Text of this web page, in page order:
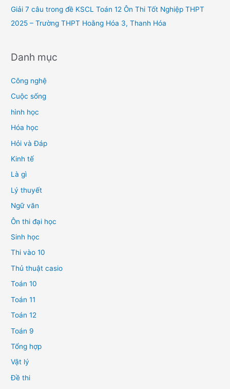
Giải 7 câu trong đề KSCL Toán 12 Ôn Thi Tốt Nghiệp THPT
2025 – Trường THPT Hoằng Hóa 3, Thanh Hóa
Danh mục
Công nghệ
Cuộc sống
hình học
Hóa học
Hỏi và Đáp
Kinh tế
Là gì
Lý thuyết
Ngữ văn
Ôn thi đại học
Sinh học
Thi vào 10
Thủ thuật casio
Toán 10
Toán 11
Toán 12
Toán 9
Tổng hợp
Vật lý
Đề thi